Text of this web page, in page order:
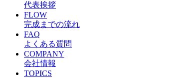
代表挨拶
FLOW
完成までの流れ
FAQ
よくある質問
COMPANY
会社情報
TOPICS